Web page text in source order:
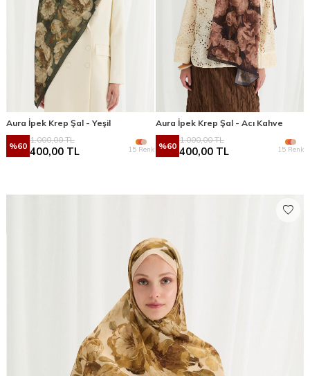
Aura İpek Krep Şal - Yeşil
%60
1.000,00TL
400,00 TL 15 Renk
Aura İpek Krep Şal - Acı Kahve
%60
1.000,00TL
400,00 TL 15 Renk